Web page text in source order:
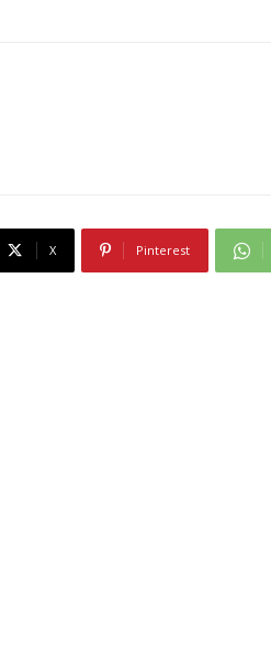
X Pinterest